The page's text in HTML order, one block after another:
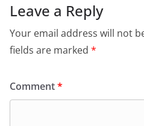
Leave a Reply
Your email address will not
fields are marked *
Comment*